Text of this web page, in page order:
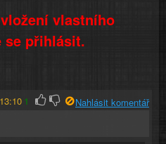
vlastního
se přihlásit.
1 Nahlásit komentář